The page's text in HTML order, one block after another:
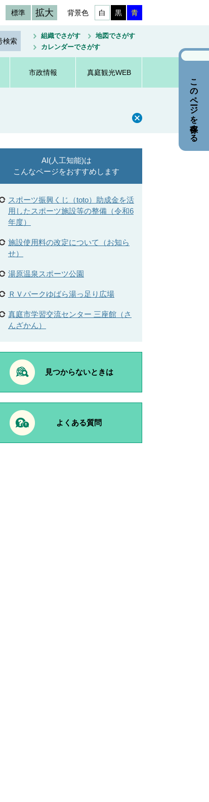
標準 拡大 背景色 白 黒 青
組織でさがす
地図でさがす
カレンダーでさがす
市政情報 真庭観光WEB
AI(人工知能)は
こんなページをおすすめします
スポーツ振興くじ（toto）助成金を活
用したスポーツ施設等の整備（令和6
年度）
施設使用料の改定について（お知ら
せ）
湯原温泉スポーツ公園
ＲＶパークゆばら湯っ足り広場
真庭市学習交流センター 三座館（さ
んざかん）
見つからないときは
よくある質問
このページを保存する